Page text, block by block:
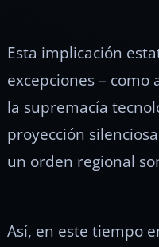
Esta implicación
excepciones –
la supremacía
proyección
un orden regional
Así, en este tiempo